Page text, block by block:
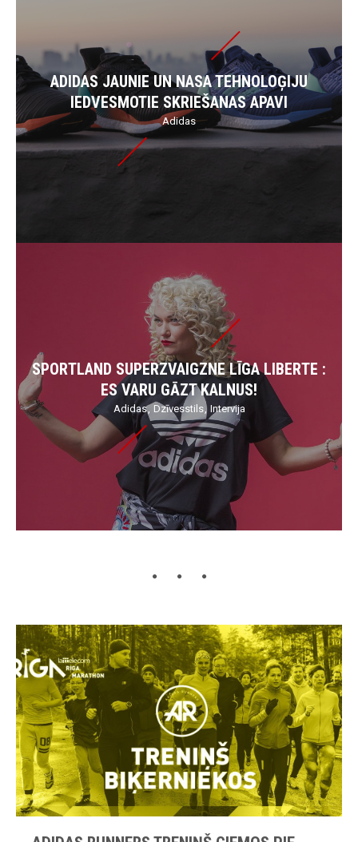
ADIDAS JAUNIE UN NASA TEHNOLOĢIJU
IEDVESMOTIE SKRIEŠANAS APAVI
Adidas
SPORTLAND SUPERZVAIGZNE LĪGA LIBERTE :
ES VARU GĀZT KALNUS!
Adidas Dzīvesstils Intervija